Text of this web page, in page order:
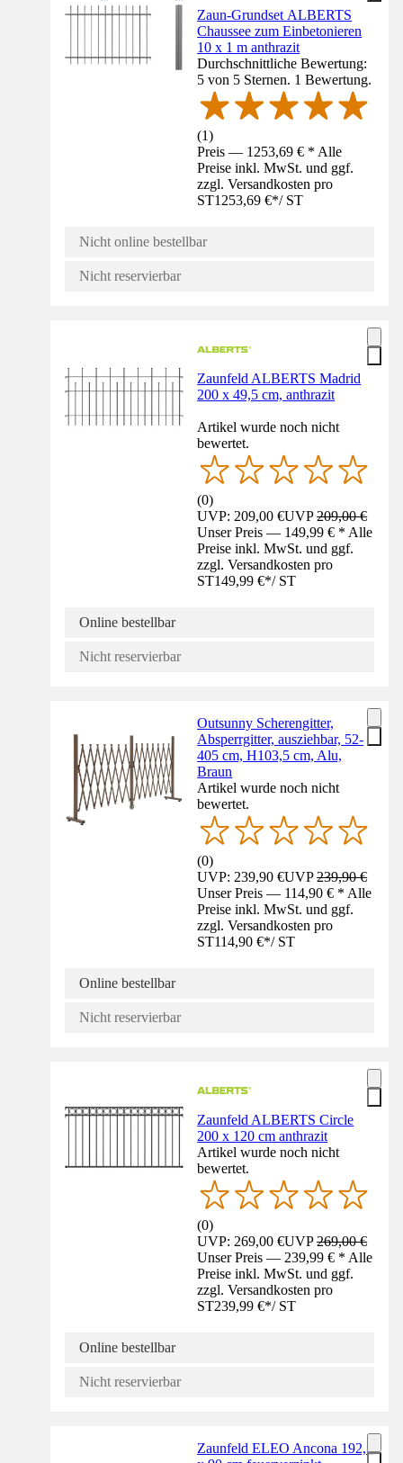
Zaun-Grundset ALBERTS
Chaussee zum Einbetonieren
10 x 1 m anthrazit
Durchschnittliche Bewertung:
5 von 5 Sternen. 1 Bewertung.
(1)
Preis — 1253,69 € * Alle
Preise inkl. MwSt. und ggf.
zzgl. Versandkosten pro
ST1253,69 €*/ ST
Nicht online bestellbar
Nicht reservierbar
Zaunfeld ALBERTS Madrid
200 x 49,5 cm, anthrazit
Artikel wurde noch nicht
bewertet.
(0)
UVP: 209,00 €UVP209,00 €
Unser Preis — 149,99 € * Alle
Preise inkl. MwSt. und ggf.
zzgl. Versandkosten pro
ST149,99 €*/ ST
Online bestellbar
Nicht reservierbar
Outsunny Scherengitter,
Absperrgitter, ausziehbar, 52-
405 cm, H103,5 cm, Alu,
Braun
Artikel wurde noch nicht
bewertet.
(0)
UVP: 239,90 €UVP239,90 €
Unser Preis — 114,90 € * Alle
Preise inkl. MwSt. und ggf.
zzgl. Versandkosten pro
ST114,90 €*/ ST
Online bestellbar
Nicht reservierbar
Zaunfeld ALBERTS Circle
200 x 120 cm anthrazit
Artikel wurde noch nicht
bewertet.
(0)
UVP: 269,00 €UVP269,00 €
Unser Preis — 239,99 € * Alle
Preise inkl. MwSt. und ggf.
zzgl. Versandkosten pro
ST239,99 €*/ ST
Online bestellbar
Nicht reservierbar
Zaunfeld ELEO Ancona 192,5